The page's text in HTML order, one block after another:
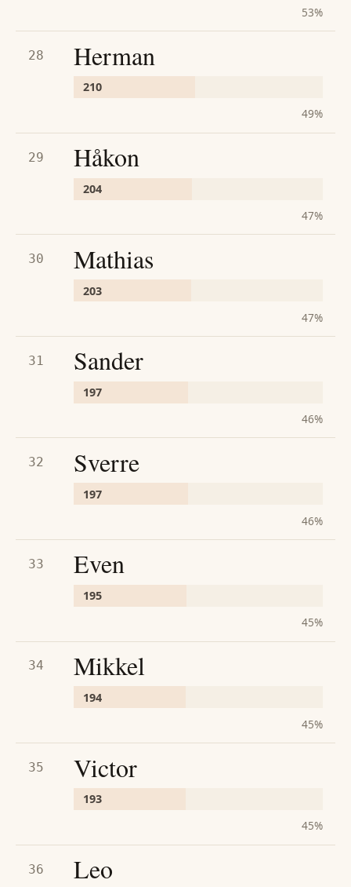
53%
28 Herman
210
49%
29 Håkon
204
47%
30 Mathias
203
47%
31 Sander
197
46%
32 Sverre
197
46%
33 Even
195
45%
34 Mikkel
194
45%
35 Victor
193
45%
36 Leo